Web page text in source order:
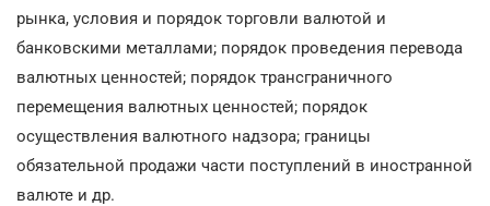
рынка, условия и порядок торговли валютой и
банковскими металлами; порядок проведения перевода
валютных ценностей; порядок трансграничного
перемещения валютных ценностей; порядок
осуществления валютного надзора; границы
обязательной продажи части поступлений в иностранной
валюте и др.